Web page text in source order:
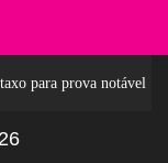
para prova notável